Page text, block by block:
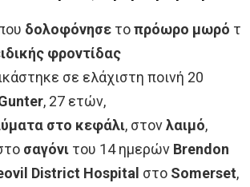
δολοφόνησε τοπρόωρο μωρό τ
φροντίδας
σε ελάχιστη ποινή 20
, 27 ετών,
στο κεφάλι, στονλαιμό,
σαγόνι του 14 ημερών Brendon
District Hospital στο Somerset,